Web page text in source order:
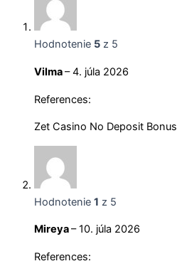
Hodnotenie 5 z 5
Vilma– 4. júla 2026
References:
Zet Casino No Deposit Bonus
Hodnotenie 1 z 5
Mireya– 10. júla 2026
References: